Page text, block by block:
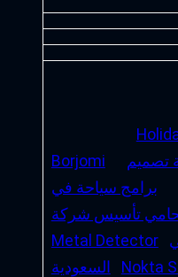
Borjomi
تصميم
برامج سياحة في
تأسيس شركة
Metal Detector
السعودية
Nokta